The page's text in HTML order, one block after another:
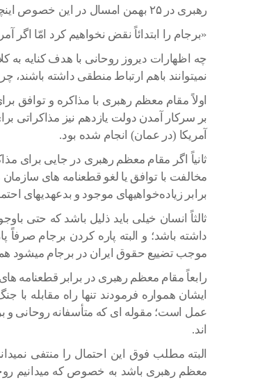
رهبری در ۲۵ بهمن امسال در این خصوص اینچنین فرموده بودند:
«برجام را ابتدائاً نقض نخواهیم کرد امّا اگر
چه اظهارات دیروز روحانی با هدف کنایه
نمیتوانند باهم ارتباط منطقی داشته باشند،
اولاً مقام معظم رهبری با مذاکره و ‌توافق
آمریکا (در عمان) انجام شده بود.
ثانیاً اگر مقام معظم رهبری در جایی
مخالفت با توافق یا لغو قطعنامه های
برابر زیاده‌خواهیهای موجود و بدعهدیهای
ثالثاً انسان خیلی باید ذلیل باشد که حتی
داشته باشد؛ و البته پاره کردن برجام
موجب تضییع حقوق ایران در برجام میشود هم
رابعاً مقام معظم رهبری در برابر قطعنامه
ایشان همواره فرمودند تنها راه مقابله
عمل است؛ مقوله ای که متأسفانه روحانی و
اند.
البته مطلب فوق این احتمال را منتفی
معظم رهبری باشد به خصوص که میدانیم